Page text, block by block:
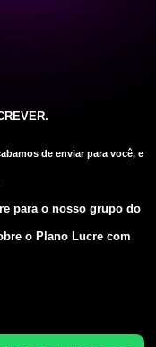
de enviar para você, e
para o nosso grupo do
o Plano Lucre com